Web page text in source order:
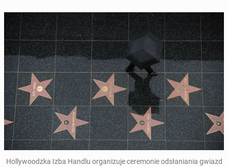
Hol­ly­wo­odz­ka Izba Handlu or­ga­ni­zu­je ce­re­mo­nie od­sła­nia­nia gwiazd